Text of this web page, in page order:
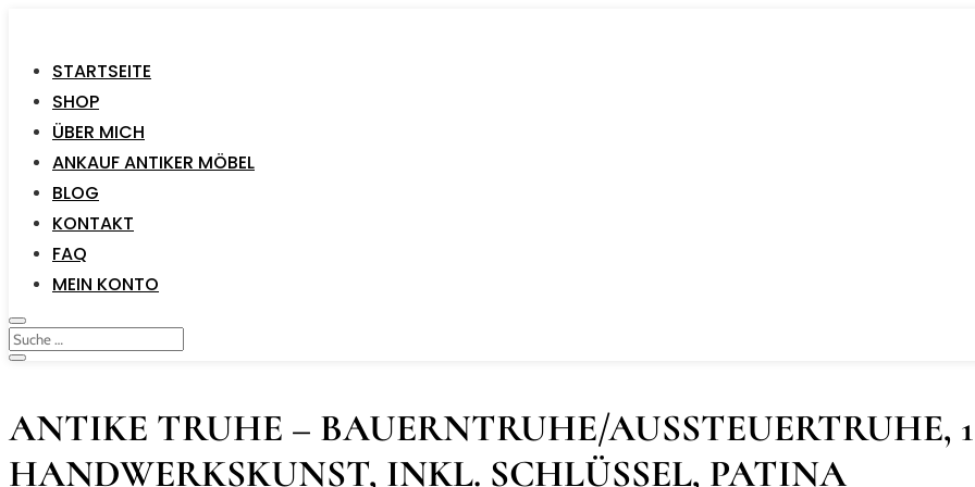
STARTSEITE
SHOP
ÜBER MICH
ANKAUF ANTIKER MÖBEL
BLOG
KONTAKT
FAQ
MEIN KONTO
ANTIKE TRUHE – BAUERNTRUHE/AUSSTEUERTRUHE,
HANDWERKSKUNST, INKL. SCHLÜSSEL, PATINA